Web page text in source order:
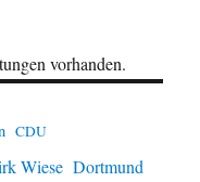
vorhanden.
CDU
Wiese Dortmund